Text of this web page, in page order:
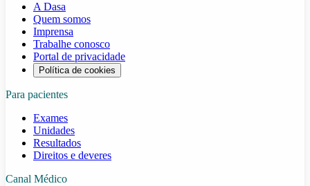
A Dasa
Quem somos
Imprensa
Trabalhe conosco
Portal de privacidade
Política de cookies
Para pacientes
Exames
Unidades
Resultados
Direitos e deveres
Canal Médico